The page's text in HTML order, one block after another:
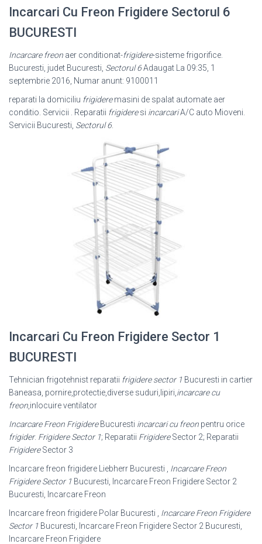
Incarcari Cu Freon Frigidere Sectorul 6
BUCURESTI
Incarcare freon aer conditionat-frigidere-sisteme frigorifice.
Bucuresti, judet Bucuresti, Sectorul 6Adaugat La 09:35, 1
septembrie 2016, Numar anunt: 9100011
reparati la domiciliu frigideremasini de spalat automate aer
conditio. Servicii . Reparatii frigideresi incarcariA/C auto Mioveni.
Servicii Bucuresti, Sectorul 6.
Incarcari Cu Freon Frigidere Sector 1
BUCURESTI
Tehnician frigotehnist reparatii frigidere sector 1 Bucuresti in cartier
Baneasa, pornire,protectie,diverse suduri,lipiri, incarcare cu
freon ,inlocuire ventilator
Incarcare Freon FrigidereBucuresti incarcari cu freon pentru orice
frigider. Frigidere Sector 1; Reparatii FrigidereSector 2; Reparatii
FrigidereSector 3
Incarcare freon frigidere Liebherr Bucuresti , Incarcare Freon
Frigidere Sector 1 Bucuresti, Incarcare Freon Frigidere Sector 2
Bucuresti, Incarcare Freon
Incarcare freon frigidere Polar Bucuresti , Incarcare Freon Frigidere
Sector 1 Bucuresti, Incarcare Freon Frigidere Sector 2 Bucuresti,
Incarcare Freon Frigidere